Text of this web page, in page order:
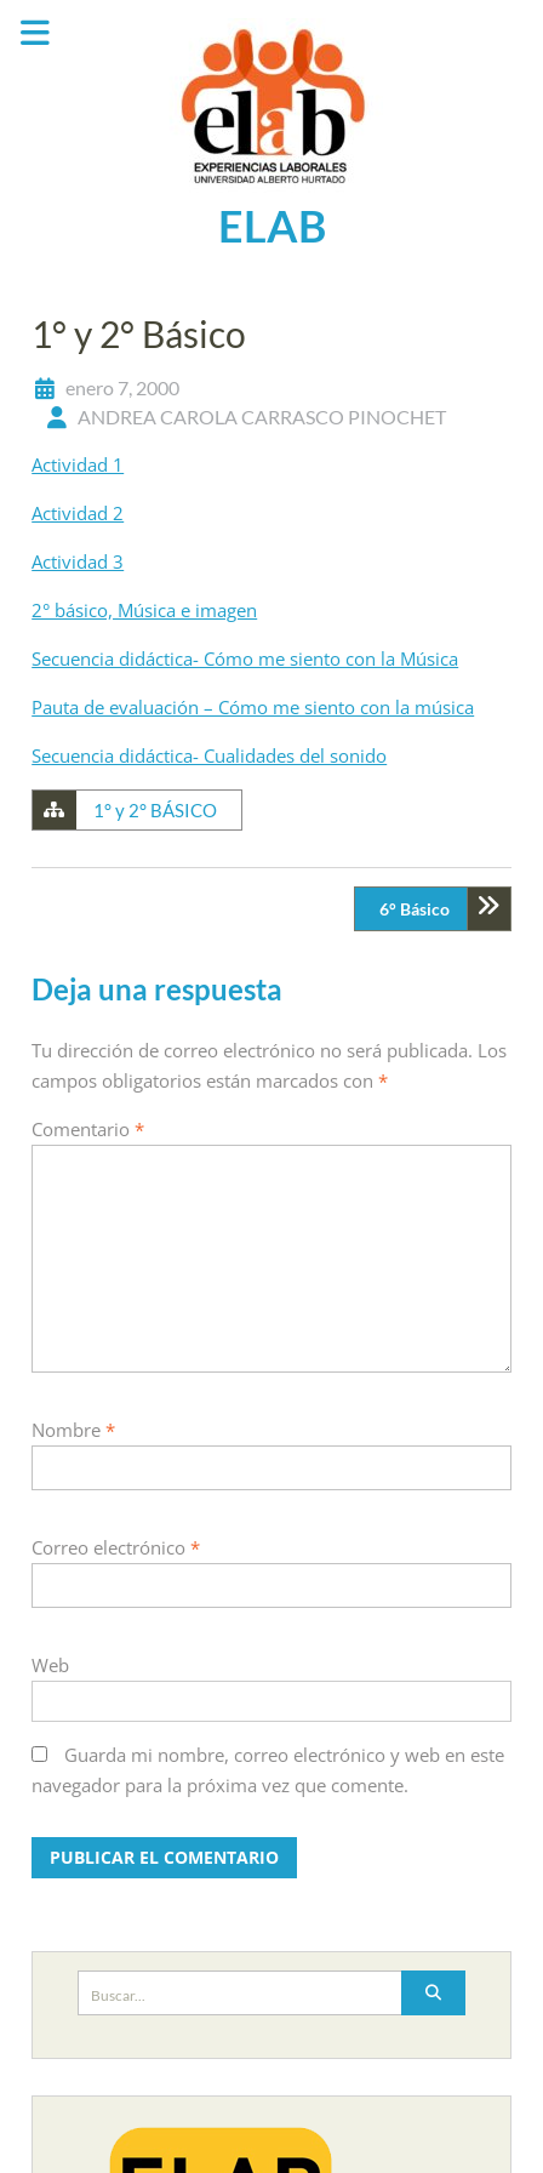
ELAB
1° y 2° Básico
enero 7, 2000
ANDREA CAROLA CARRASCO PINOCHET
Actividad 1
Actividad 2
Actividad 3
2° básico, Música e imagen
Secuencia didáctica- Cómo me siento con la Música
Pauta de evaluación – Cómo me siento con la música
Secuencia didáctica- Cualidades del sonido
1° y 2° BÁSICO
6° Básico
Deja una respuesta
Tu dirección de correo electrónico no será publicada. Los
campos obligatorios están marcados con*
Comentario*
Nombre*
Correo electrónico*
Web
Guarda mi nombre, correo electrónico y web en este
navegador para la próxima vez que comente.